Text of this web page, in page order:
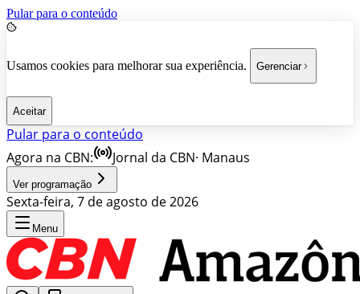
Pular para o conteúdo
Usamos cookies para melhorar sua experiência. Gerenciar
Aceitar
Pular para o conteúdo
Agora na CBN:
Jornal da CBN· Manaus
Ver programação
Sexta-feira, 7 de agosto de 2026
Menu